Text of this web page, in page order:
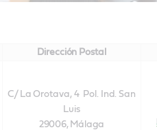
Dirección Postal
C/ La Orotava, 4 Pol. Ind. San
Luis
29006, Málaga